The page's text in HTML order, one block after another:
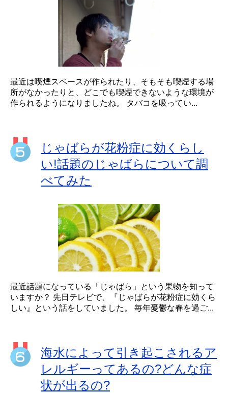
最近は喫煙スペースが作られたり、そもそも喫煙する場
所がなかったりと、どこでも喫煙できないような環境が
作られるようになりましたね。 タバコを吸ってい...
じゃばらが花粉症に効くらし
い!話題のじゃばらについて調
べてみた
最近話題になっている「じゃばら」という果物を知って
いますか？ 先日テレビで、『じゃばらが花粉症に効くら
しい』という話をしていました。 毎年憂鬱な春を過ご...
海水によって引き起こされるア
レルギーってあるの?どんな症
状が出るの?